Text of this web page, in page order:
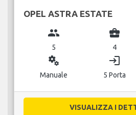
OPEL ASTRA ESTATE
group
5
business_center
4
miscellaneous_services
Manuale
login
5 Porta
VISUALIZZA I